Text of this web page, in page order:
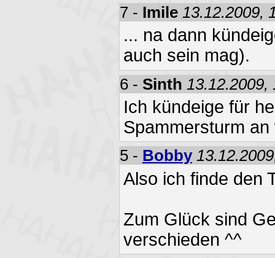
7 - Imile 13.12.2009,
... na dann
auch sein mag).
6 - Sinth 13.12.2009,
Ich kündeige für
Spammersturm
5 - Bobby
Also ich finde den
Zum Glück sind
verschieden ^^